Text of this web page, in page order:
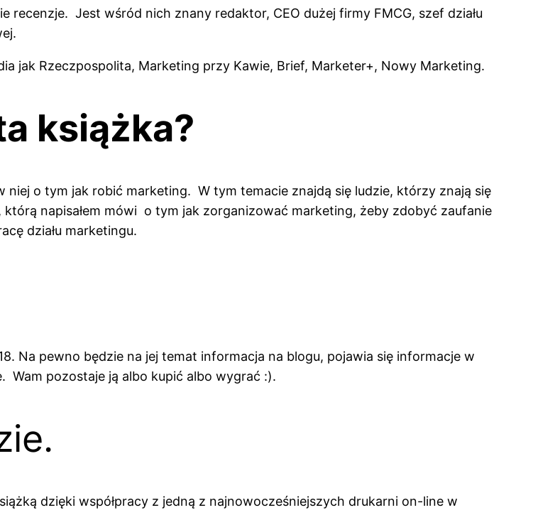
Jest wśród nich znany redaktor, CEO dużej firmy FMCG, szef działu
jak Rzeczpospolita, Marketing przy Kawie, Brief, Marketer+, Nowy Marketing.
książka?
o tym jak robić marketing. W tym temacie znajdą się ludzie, którzy znają się
napisałem mówi o tym jak zorganizować marketing, żeby zdobyć zaufanie
działu marketingu.
Na pewno będzie na jej temat informacja na blogu, pojawia się informacje w
Wam pozostaje ją albo kupić albo wygrać :).
dzięki współpracy z jedną z najnowocześniejszych drukarni on-line w